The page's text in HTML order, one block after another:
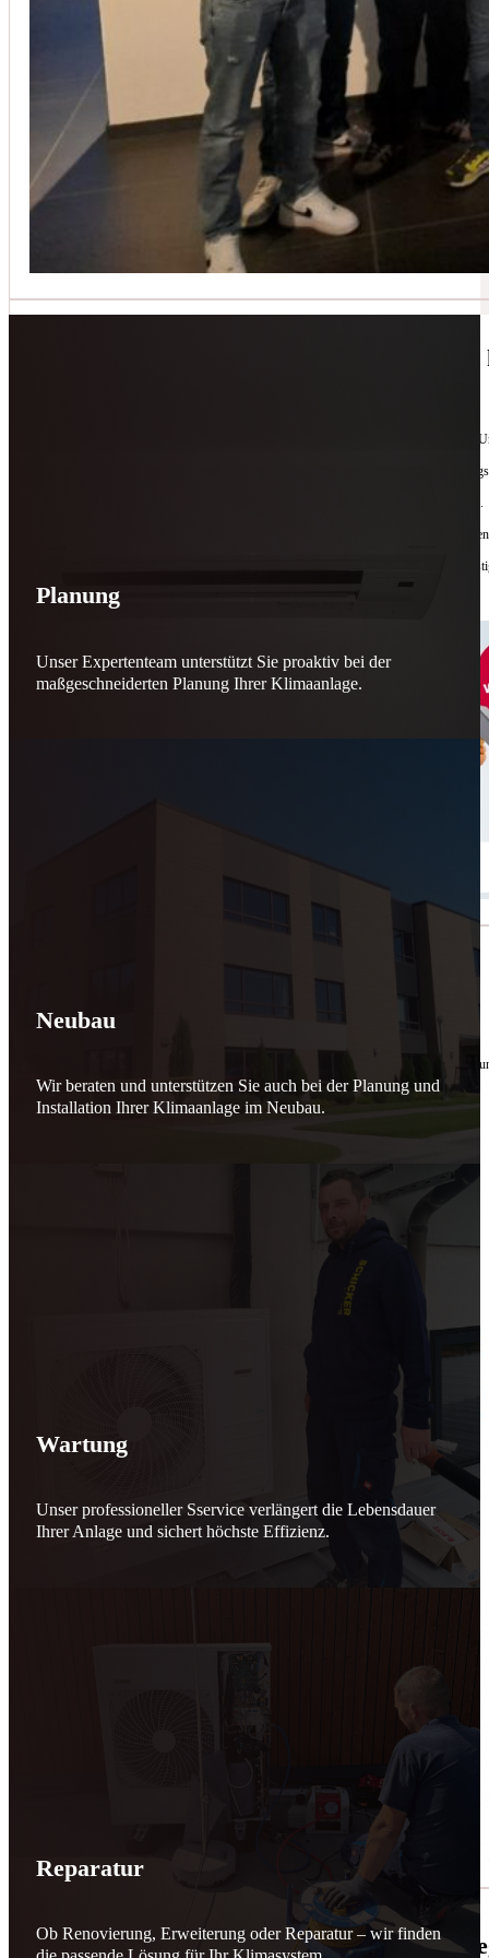
🔧 Geräte-Retter-Prämie – Weil
Manchmal braucht es nur eine zweite Chance. Für Geräte. Für Ressourcen. Für unsere
reparieren wir, was andere
Jede gerettete Maschine zählt. Jeder reparierte Motor wirkt. Jede Entscheidung macht
Reparieren statt wegwerfen. Verantwortung statt Verschwendung. Zukunft statt
Schicker. Wir bringen’s wieder zum Laufen.
10. Februar 2026
für Sicherheit, Vertrauen
Effizient arbeiten. Ressourcen schonen. Zukunft sichern.
Nicht als Pflicht, sondern aus Überzeugung.
🌬️☀️ Mehr erneuerbare Energie für
Jetzt kontaktieren
Planung
Unser Expertenteam unterstützt Sie proaktiv bei der
maßgeschneiderten Planung Ihrer Klimaanlage.
Neubau
Wir beraten und unterstützen Sie auch bei der Planung und
Installation Ihrer Klimaanlage im Neubau.
Wartung
Unser professioneller Sservice verlängert die Lebensdauer
Ihrer Anlage und sichert höchste Effizienz.
Reparatur
Ob Renovierung, Erweiterung oder Reparatur – wir finden